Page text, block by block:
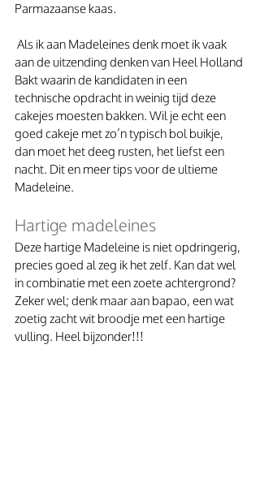
Parmazaanse kaas.
aan de uitzending denken van Heel Holland
Bakt waarin de kandidaten in een
technische opdracht in weinig tijd deze
cakejes moesten bakken. Wil je echt een
goed cakeje met zo’n typisch bol buikje,
dan moet het deeg rusten, het liefst een
nacht. Dit en meer tips voor de ultieme
Madeleine.
Hartige madeleines
Deze hartige Madeleine is niet opdringerig,
precies goed al zeg ik het zelf. Kan dat wel
in combinatie met een zoete achtergrond?
Zeker wel; denk maar aan bapao, een wat
zoetig zacht wit broodje met een hartige
vulling. Heel bijzonder!!!